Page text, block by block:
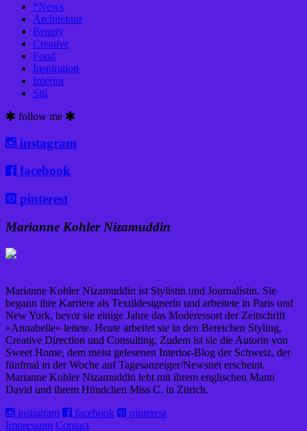
*News
Architektur
Beauty
Creative
Food
Inspiration
Interior
Stil
follow me
instagram
facebook
pinterest
Marianne Kohler Nizamuddin
Marianne Kohler Nizamuddin ist Stylistin und Journalistin. Sie
begann ihre Karriere als Textildesignerin und arbeitete in Paris und
New York, bevor sie einige Jahre das Moderessort der Zeitschrift
«Annabelle» leitete. Heute arbeitet sie in den Bereichen Styling,
Creative Direction und Consulting. Zudem ist sie die Autorin von
Sweet Home, dem meist gelesenen Interior-Blog der Schweiz, der
fünfmal in der Woche auf Tagesanzeiger/Newsnet erscheint.
Marianne Kohler Nizamuddin lebt mit ihrem englischen Mann
David und ihrem Hündchen Miss C. in Zürich.
instagram
facebook
pinterest
Impressum Contact